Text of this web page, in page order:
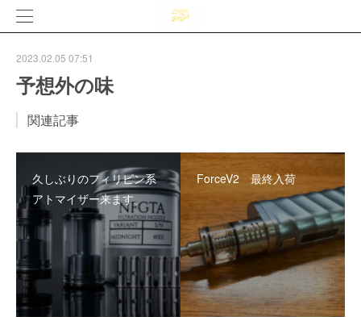
2023.02.05 07:51
予想外の味
関連記事
久しぶりのフィリピン系
アトマイザー来ます。
ForceV2 最終入荷